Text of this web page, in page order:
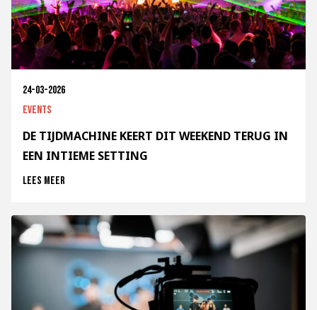
24-03-2026
Events
DE TIJDMACHINE KEERT DIT WEEKEND TERUG IN
EEN INTIEME SETTING
Lees meer